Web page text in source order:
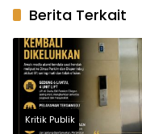
Berita Terkait
Kritik Publik